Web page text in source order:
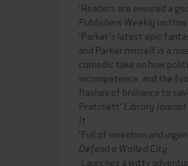
'Readers are ensured a
Publishers Weeklyon
'Parker's latest epic
and Parker himself is a
comedic take on how
incompetence, and the
flashes of brilliance to
Pratchett' Library Journal
It
'Full of invention and
Defend a Walled City
'Launches a witty